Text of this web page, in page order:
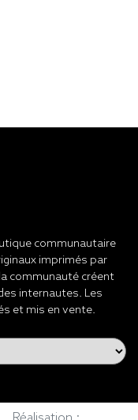
communautaire
imprimés par
communauté créent
internautes. Les
et mis en vente.